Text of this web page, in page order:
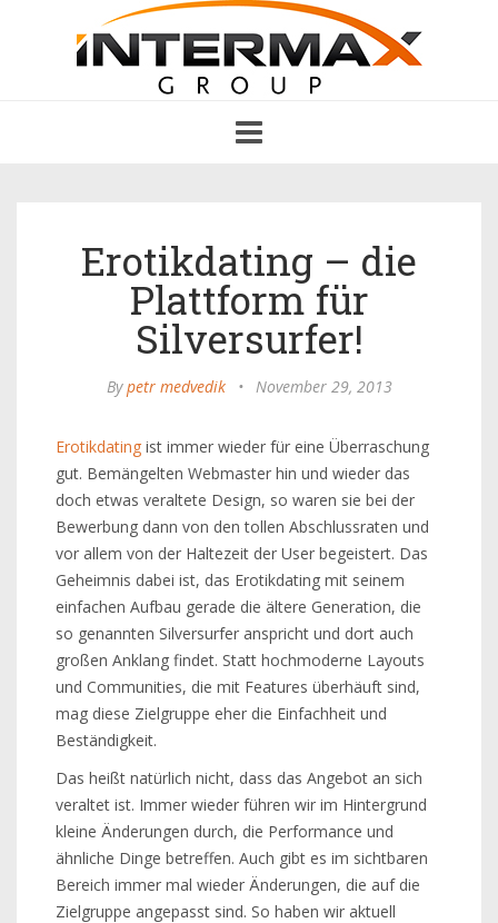
navigation
Erotikdating – die
Plattform für
Silversurfer!
Bypetr medvedik • November 29, 2013
Erotikdating ist immer wieder für eine Überraschung
gut. Bemängelten Webmaster hin und wieder das
doch etwas veraltete Design, so waren sie bei der
Bewerbung dann von den tollen Abschlussraten und
vor allem von der Haltezeit der User begeistert. Das
Geheimnis dabei ist, das Erotikdating mit seinem
einfachen Aufbau gerade die ältere Generation, die
so genannten Silversurfer anspricht und dort auch
großen Anklang findet. Statt hochmoderne Layouts
und Communities, die mit Features überhäuft sind,
mag diese Zielgruppe eher die Einfachheit und
Beständigkeit.
Das heißt natürlich nicht, dass das Angebot an sich
veraltet ist. Immer wieder führen wir im Hintergrund
kleine Änderungen durch, die Performance und
ähnliche Dinge betreffen. Auch gibt es im sichtbaren
Bereich immer mal wieder Änderungen, die auf die
Zielgruppe angepasst sind. So haben wir aktuell